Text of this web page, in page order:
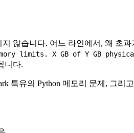
않습니다. 어느 라인에서, 왜 초
limits. X GB of Y GB physical
니다.
특유의 Python 메모리 문제, 그